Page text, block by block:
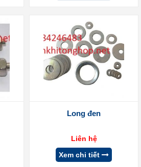
Long đen
Liên hệ
Xem chi tiết